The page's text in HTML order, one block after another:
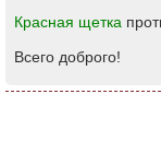
Красная щетка
Всего доброго!